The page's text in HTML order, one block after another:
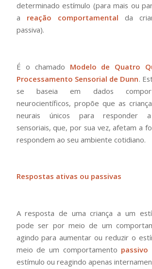
determinado estímulo (para mais ou
a reação comportamental da
passiva).
É o chamado Modelo de Quatro
Processamento Sensorial de Dunn.
se baseia em dados
neurocientíficos, propõe que as
neurais únicos para responder a
sensoriais, que, por sua vez, afetam a
respondem ao seu ambiente cotidiano.
Respostas ativas ou passivas
A resposta de uma criança a um
pode ser por meio de um
agindo para aumentar ou reduzir o
meio de um comportamento passivo
estímulo ou reagindo apenas